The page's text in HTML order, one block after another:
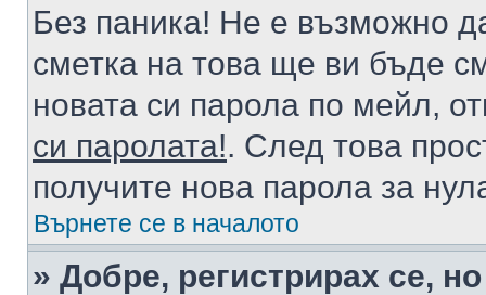
Без паника! Не е възможно
сметка на това ще ви бъде
новата си парола по мейл,
си паролата!. След това
получите нова парола за
Върнете се в началото
» Добре, регистрирах се,